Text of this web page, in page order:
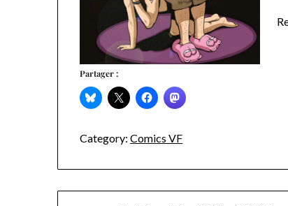
Partager :
Category: Comics VF